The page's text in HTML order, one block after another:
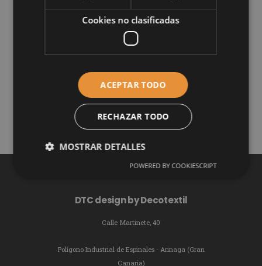
chill out,decoración,decotextil,decotextil
gran canaria,grupo decotextil
mobiliario
toldo a medida
canaria
Esto es bueno:
LEER MÁS
DTC design by Decotextil
Calle Martinete, 40
Polígono Industrial de Espinales - Arinaga (Gran
Canaria)
Cookies no clasificadas
ACEPTAR TODO
RECHAZAR TODO
MOSTRAR DETALLES
POWERED BY COOKIESCRIPT